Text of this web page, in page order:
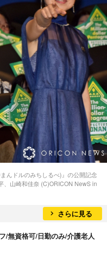
んドルのみちしるべ)』の公開記念
、山崎和佳奈 (C)ORICON NewS in
さらに見る
/無資格可/日勤のみ/介護老人